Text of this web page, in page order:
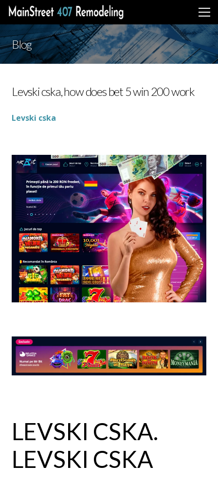
Blog
Levski cska, how does bet 5 win 200 work
Levski cska
LEVSKI CSKA.
LEVSKI CSKA